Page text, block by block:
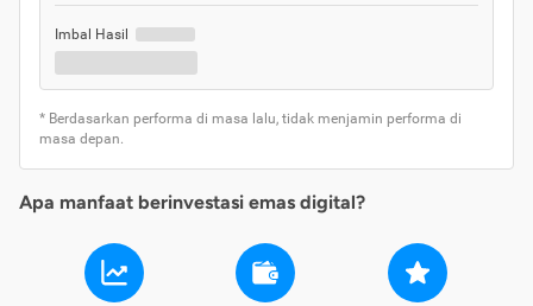
Imbal Hasil
* Berdasarkan performa di masa lalu, tidak menjamin performa di
masa depan.
Apa manfaat berinvestasi emas digital?